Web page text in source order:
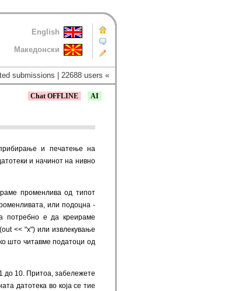
English
Македонски
submissions | 22688 users «
AI
Chat OFFLINE
и печатење на
и начинот на нивно
променлива од типот
или подоцна -
потребно е да креираме
<< "x") или извлекување
што читавме податоци од
до 10. Притоа, забележете
датотека во која се тие